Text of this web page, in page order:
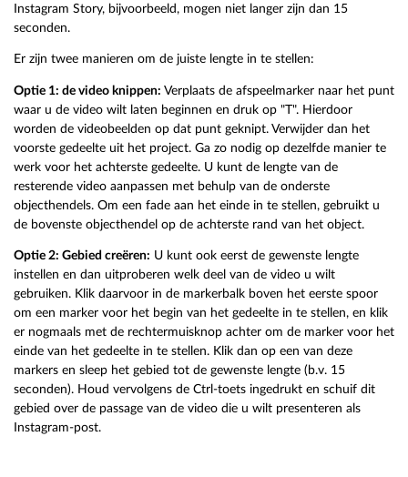
Instagram Story, bijvoorbeeld, mogen niet langer zijn dan 15
seconden.
Er zijn twee manieren om de juiste lengte in te stellen:
Optie 1: de video knippen: Verplaats de afspeelmarker naar het punt
waar u de video wilt laten beginnen en druk op "T". Hierdoor
worden de videobeelden op dat punt geknipt. Verwijder dan het
voorste gedeelte uit het project. Ga zo nodig op dezelfde manier te
werk voor het achterste gedeelte. U kunt de lengte van de
resterende video aanpassen met behulp van de onderste
objecthendels. Om een fade aan het einde in te stellen, gebruikt u
de bovenste objecthendel op de achterste rand van het object.
Optie 2: Gebied creëren: U kunt ook eerst de gewenste lengte
instellen en dan uitproberen welk deel van de video u wilt
gebruiken. Klik daarvoor in de markerbalk boven het eerste spoor
om een marker voor het begin van het gedeelte in te stellen, en klik
er nogmaals met de rechtermuisknop achter om de marker voor het
einde van het gedeelte in te stellen. Klik dan op een van deze
markers en sleep het gebied tot de gewenste lengte (b.v. 15
seconden). Houd vervolgens de Ctrl-toets ingedrukt en schuif dit
gebied over de passage van de video die u wilt presenteren als
Instagram-post.